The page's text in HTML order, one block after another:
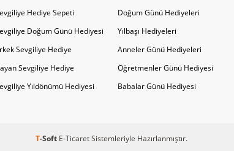
Hediye Sepeti
Doğum Günü Hediyesi
Sevgiliye Hediye
Sevgiliye Hediye
Yıldönümü Hediyesi
Doğum Günü Hediyeleri
Yılbaşı Hediyeleri
Anneler Günü Hediyeleri
Öğretmenler Günü Hediyesi
Babalar Günü Hediyesi
T-Soft E-TicaretSistemleriyle Hazırlanmıştır.